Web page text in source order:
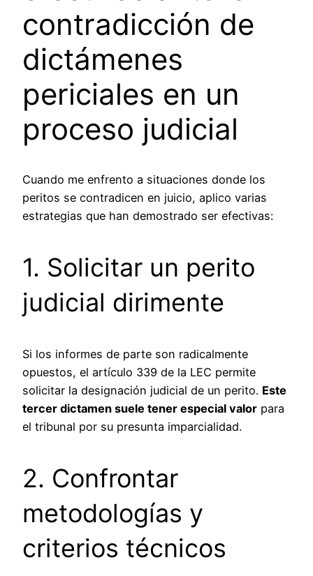
contradicción de
dictámenes
periciales en un
proceso judicial
Cuando me enfrento a situaciones donde los
peritos se contradicen en juicio, aplico varias
estrategias que han demostrado ser efectivas:
1. Solicitar un perito
judicial dirimente
Si los informes de parte son radicalmente
opuestos, el artículo 339 de la LEC permite
solicitar la designación judicial de un perito. Este
tercer dictamen suele tener especial valor para
el tribunal por su presunta imparcialidad.
2. Confrontar
metodologías y
criterios técnicos